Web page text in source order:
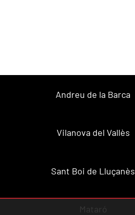
Andreu de la Barca
Vilanova del Vallès
Sant Boi de Lluçanès
Mataró